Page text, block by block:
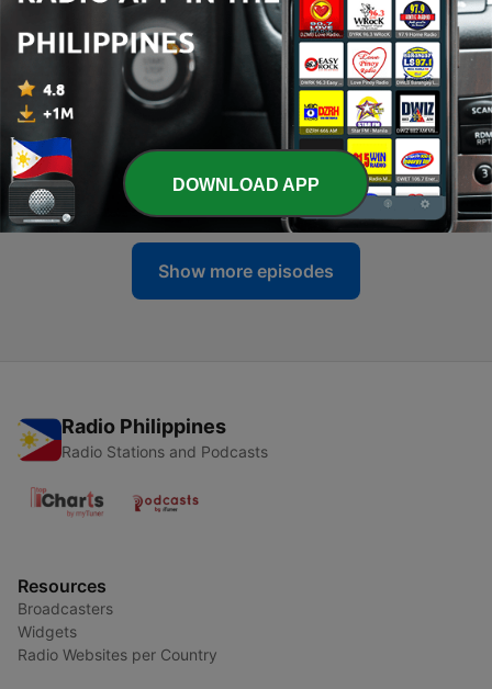
942 - Turbo 3 - Tu taller de confianza - 05/08/26
05 Aug 2026
941 - Turbo 3 - ¿Quién dijo vacaciones? - 04/08/26
04 Aug 2026
940 - Turbo 3 - El primer lunes de agosto - 03/08/26
03 Aug 2026
Show more episodes
Radio Philippines
Radio Stations and Podcasts
Resources
Broadcasters
Widgets
Radio Websites per Country
DOWNLOAD APP